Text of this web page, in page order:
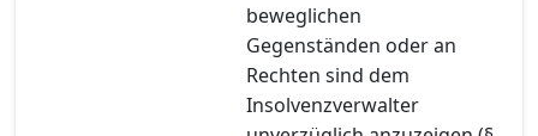
beweglichen
Gegenständen oder an
Rechten sind dem
Insolvenzverwalter